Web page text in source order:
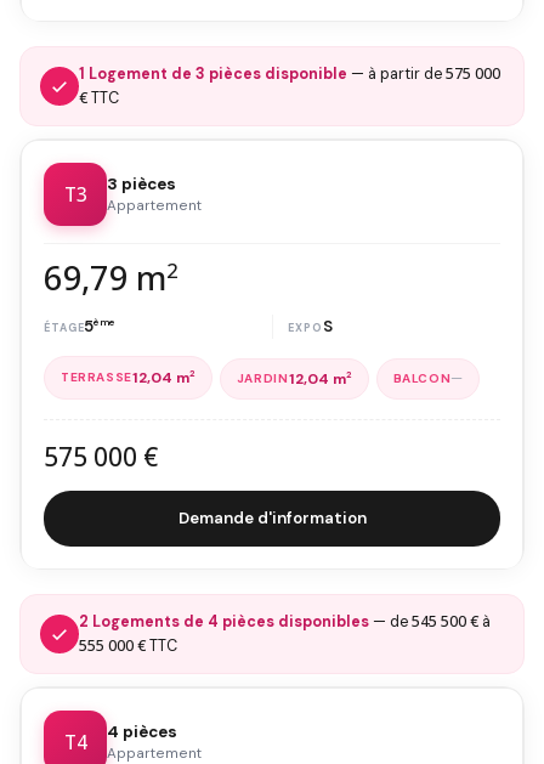
1 Logement de 3 pièces disponible — à partir de575 000
€TTC
T3 3 pièces
Appartement
69,79 m2
5ème S
12,04 m2 12,04 m2 —
575 000 €
Demande d'information
2 Logements de 4 pièces disponibles — de545 500 € à
555 000 €TTC
T4 4 pièces
Appartement